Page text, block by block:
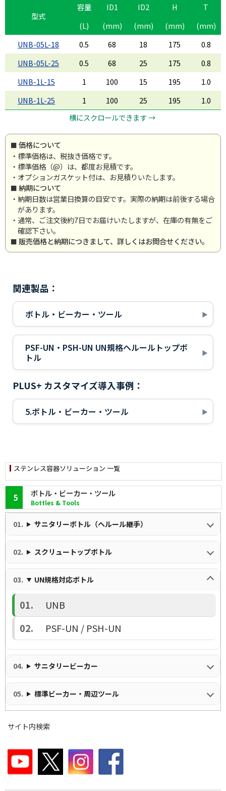
型式
容量 ID1 ID2 H
T
(L)
(mm) (mm) (mm)
(mm)
UNB-05L-18
0.5 68 18 175
0.8
UNB-05L-25
0.5 68 25 175
0.8
UNB-1L-15
1 100 15 195
1.0
UNB-1L-25
1 100 25 195
1.0
横にスクロールできます →
価格について
・標準価格は、税抜き価格です。
・標準価格（@）は、都度お見積です。
・オプションガスケット付は、お見積りいたします。
納期について
・納期日数は営業日換算の目安です。実際の納期は前後する場合
があります。
・通常、ご注文後約7日でお届けいたしますが、在庫の有無をご
確認下さい。
販売価格と納期につきまして、詳しくはお問合せください。
関連製品：
ボトル・ビーカー・ツール
PSF-UN・PSH-UN UN規格ヘルールトップボ
トル
PLUS+ カスタマイズ導入事例：
5.ボトル・ビーカー・ツール
ステンレス容器ソリューション 一覧
ボトル・ビーカー・ツール
Bottles & Tools
5
サニタリーボトル（ヘルール継手）
スクリュートップボトル
UN規格対応ボトル
UNB
PSF-UN / PSH-UN
サニタリービーカー
標準ビーカー・周辺ツール
サイト内検索